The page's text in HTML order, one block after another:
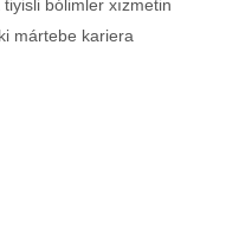
bólimler xızmetin
mártebe kariera